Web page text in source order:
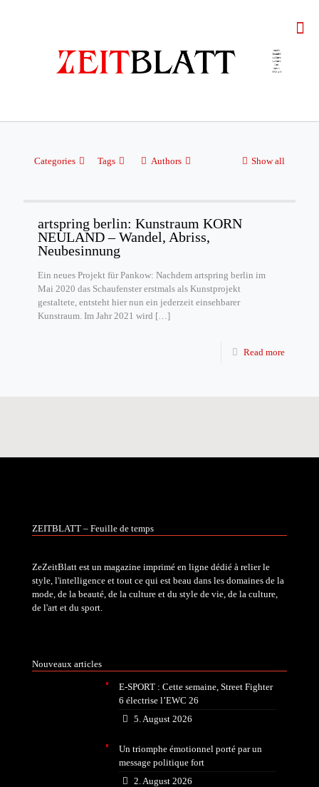
Categories Tags Authors Show all
artspring berlin: Kunstraum KORN
NEULAND – Wandel, Abriss,
Neubesinnung
Ein neues Projekt für Pankow: Nachdem artspring berlin im
Mai 2020 das Schaufenster erstmals als Kunstprojekt
gestaltete, entsteht hier nun ein jederzeit einsehbarer
Kunstraum. Im Jahr 2021 wird […]
Read more
ZEITBLATT – Feuille de temps
ZeZeitBlatt est un magazine imprimé en ligne dédié à relier le
style, l'intelligence et tout ce qui est beau dans les domaines de la
mode, de la beauté, de la culture et du style de vie, de la culture,
de l'art et du sport.
Nouveaux articles
E-SPORT : Cette semaine, Street Fighter
6 électrise l’EWC 26
5. August 2026
Un triomphe émotionnel porté par un
message politique fort
2. August 2026